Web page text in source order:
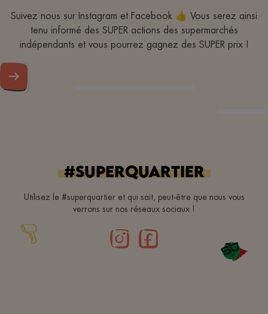
Suivez nous sur Instagram et Facebook 👍 Vous serez ainsi
tenu informé des SUPER actions des supermarchés
indépendants et vous pourrez gagnez des SUPER prix !
#superquartier
Utilisez le #superquartier et qui sait, peut-être que nous vous
verrons sur nos réseaux sociaux !